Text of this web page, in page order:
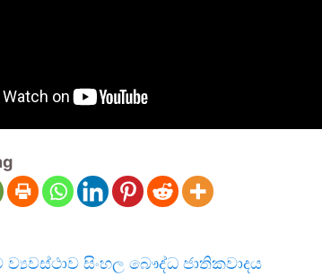
සිංහල බෞද්ධ ජාතිකවාදය